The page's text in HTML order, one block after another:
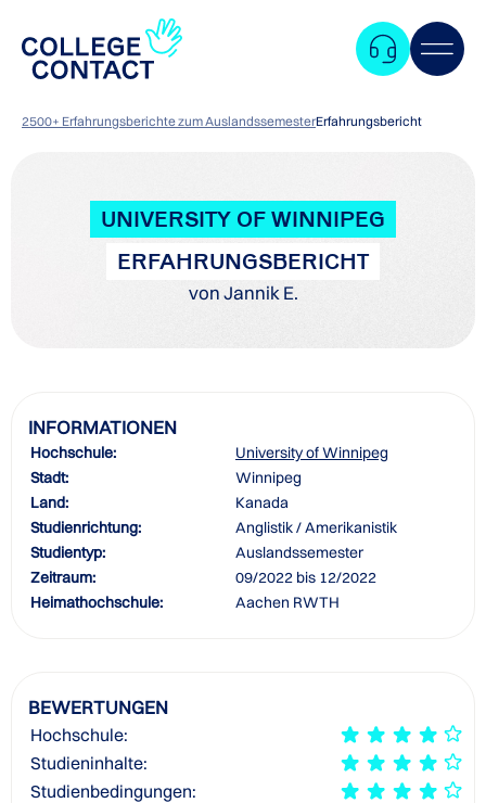
2500+ Erfahrungsberichte zum AuslandssemesterErfahrungsbericht
UNIVERSITY OF WINNIPEG
ERFAHRUNGSBERICHT
von Jannik E.
INFORMATIONEN
Hochschule:
University of Winnipeg
Stadt:
Winnipeg
Land:
Kanada
Studienrichtung:
Anglistik / Amerikanistik
Studientyp:
Auslandssemester
Zeitraum:
09/2022 bis 12/2022
Heimathochschule:
Aachen RWTH
BEWERTUNGEN
Hochschule:
Studieninhalte:
Studienbedingungen: